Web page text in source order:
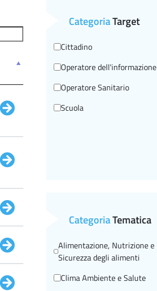
CategoriaTarget
Cittadino
Operatore dell'informazione
Operatore Sanitario
Scuola
CategoriaTematica
Alimentazione, Nutrizione e
Sicurezza degli alimenti
Clima Ambiente e Salute